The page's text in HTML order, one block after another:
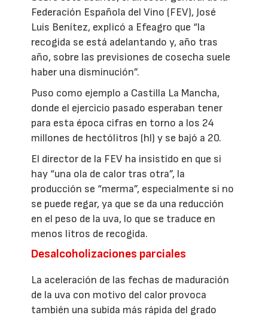
Federación Española del Vino (FEV), José
Luis Benítez, explicó a Efeagro que “la
recogida se está adelantando y, año tras
año, sobre las previsiones de cosecha suele
haber una disminución”.
Puso como ejemplo a Castilla La Mancha,
donde el ejercicio pasado esperaban tener
para esta época cifras en torno a los 24
millones de hectólitros (hl) y se bajó a 20.
El director de la FEV ha insistido en que si
hay “una ola de calor tras otra”, la
producción se “merma”, especialmente si no
se puede regar, ya que se da una reducción
en el peso de la uva, lo que se traduce en
menos litros de recogida.
Desalcoholizaciones parciales
La aceleración de las fechas de maduración
de la uva con motivo del calor provoca
también una subida más rápida del grado